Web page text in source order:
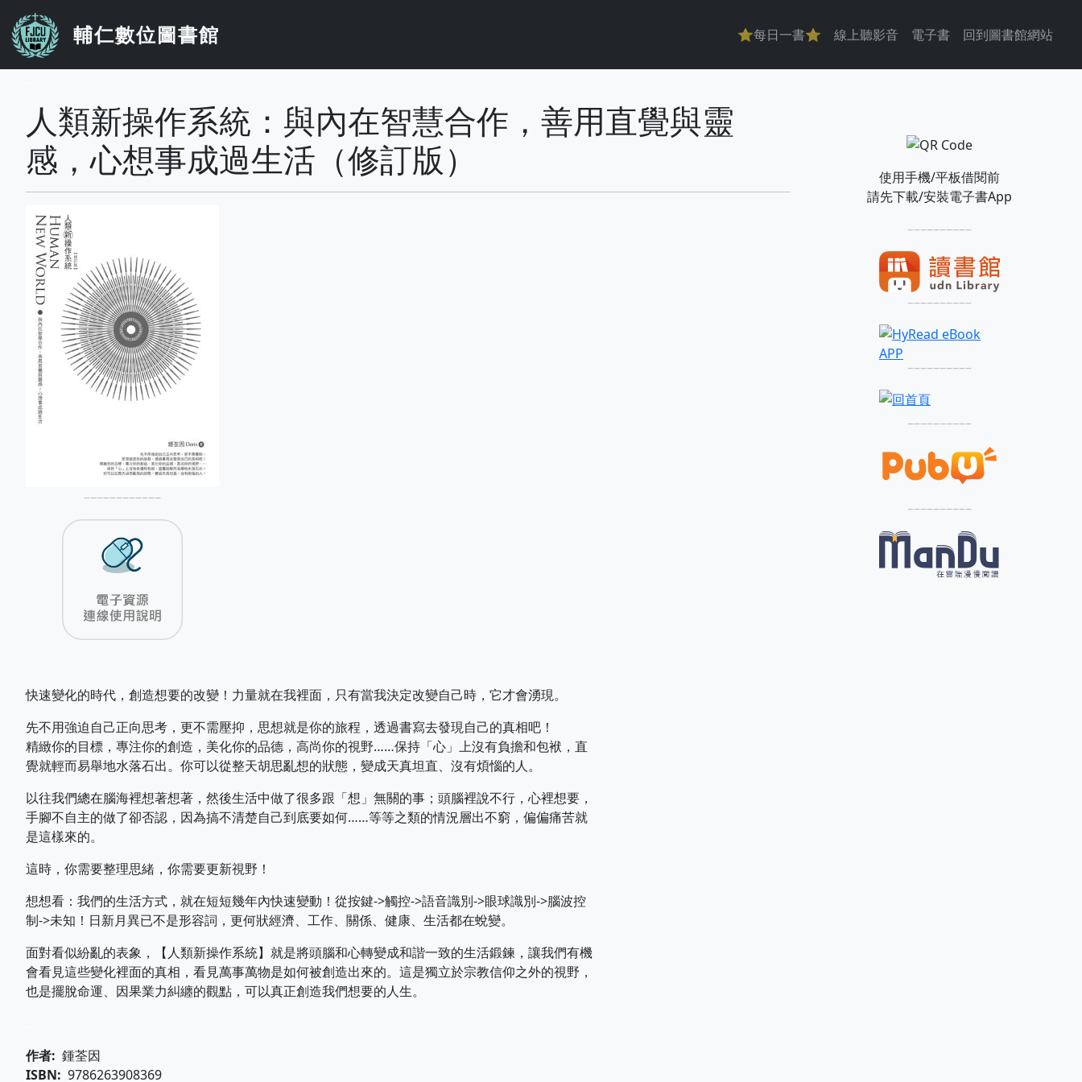
移至主內容
輔仁數位圖書館 主導覽
⭐每日一書⭐ 線上聽影音 電子書 回到圖書館網站
人類新操作系統：與內在智慧合作，善用直覺與靈
感，心想事成過生活（修訂版）
––––––––––––
快速變化的時代，創造想要的改變！力量就在我裡面，只有當我決定改變自己時，它才會湧現。
先不用強迫自己正向思考，更不需壓抑，思想就是你的旅程，透過書寫去發現自己的真相吧！
精緻你的目標，專注你的創造，美化你的品德，高尚你的視野……保持「心」上沒有負擔和包袱，直
覺就輕而易舉地水落石出。你可以從整天胡思亂想的狀態，變成天真坦直、沒有煩惱的人。
以往我們總在腦海裡想著想著，然後生活中做了很多跟「想」無關的事；頭腦裡說不行，心裡想要，
手腳不自主的做了卻否認，因為搞不清楚自己到底要如何……等等之類的情況層出不窮，偏偏痛苦就
是這樣來的。
這時，你需要整理思緒，你需要更新視野！
想想看：我們的生活方式，就在短短幾年內快速變動！從按鍵->觸控->語音識別->眼球識別->腦波控
制->未知！日新月異已不是形容詞，更何狀經濟、工作、關係、健康、生活都在蛻變。
面對看似紛亂的表象，【人類新操作系統】就是將頭腦和心轉變成和諧一致的生活鍛鍊，讓我們有機
會看見這些變化裡面的真相，看見萬事萬物是如何被創造出來的。這是獨立於宗教信仰之外的視野，
也是擺脫命運、因果業力糾纏的觀點，可以真正創造我們想要的人生。
作者 鍾荃因
ISBN
9786263908369
使用手機/平板借閱前
請先下載/安裝電子書App
––––––––––
––––––––––
––––––––––
––––––––––
––––––––––